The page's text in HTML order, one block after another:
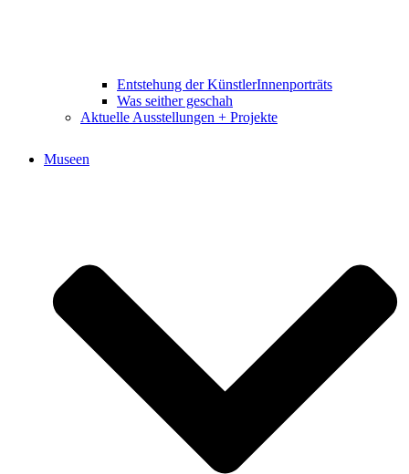
Entstehung der KünstlerInnenporträts
Was seither geschah
Aktuelle Ausstellungen + Projekte
Museen